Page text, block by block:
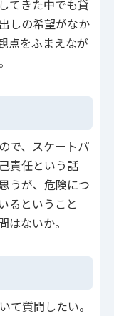
てきた中でも貸
しの希望がなか
点をふまえなが
で、スケートパ
責任という話
うが、危険につ
るということ
ないか。
て質問したい。